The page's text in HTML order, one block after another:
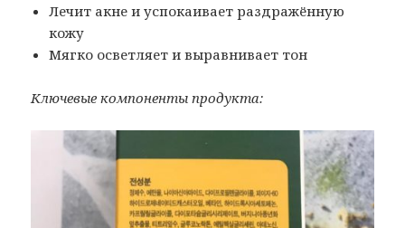
Лечит акне и успокаивает раздражённую
кожу
Мягко осветляет и выравнивает тон
Ключевые компоненты продукта: